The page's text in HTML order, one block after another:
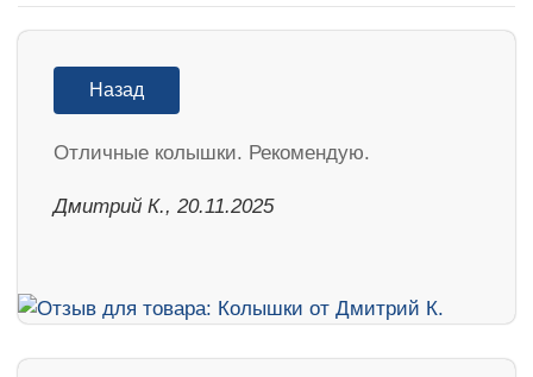
Назад
Отличные колышки. Рекомендую.
Дмитрий К., 20.11.2025